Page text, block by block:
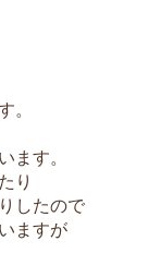
。
ます。
り
したので
ますが